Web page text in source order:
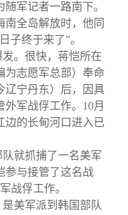
军记者一路南下。
南全岛解放时，他同
子终于来了”。
。很快，蒋恺所在
为志愿军总部）奉命
辽宁丹东）后，因具
军战俘工作。10月
边的长甸河口进入已
就抓捕了一名美军
参与接管了这名战
战俘工作。
美军派到韩国部队